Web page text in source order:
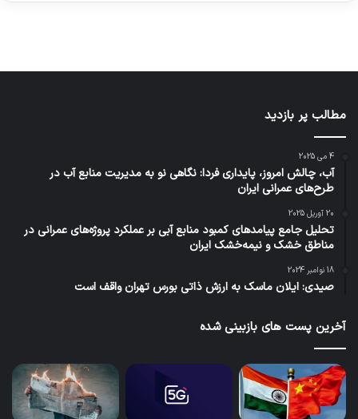
مطالب پر بازدید
4 می 2025
آب، چالش امروز، پایداری فردا: نگاهی نو به مدیریت منابع آب در
طرح‌های عمرانی ایران
20 آوریل 2025
تحلیل جامع پیامدهای کمبود منابع آبی بر عملکرد پروژه‌های عمرانی در
مناطق خشک و نیمه‌خشک ایران
18 نوامبر 2024
صیدی: ایلان ماسک به ارزش ذاتی بورس تهران واقف است
آخرین پست های بازبینی شده